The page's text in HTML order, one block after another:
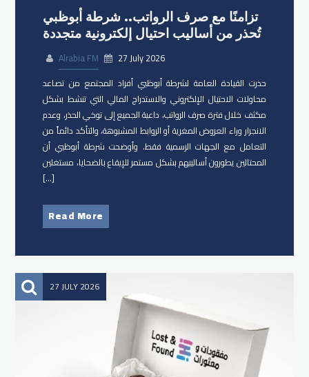
تزامنًا مع صرف الرواتب.. شرطة أبوظبي
تُحذر من أساليب احتيال إلكترونية متجددة
Alrabia FM
27 July 2026
حذرت القيادة العامة لشرطة أبوظبي أفراد المجتمع من تصاعد
محاولات الاحتيال الإلكتروني والاستدراج المالي التي تنشط بشكل
مكثف خلال فترة صرف الرواتب، داعية الجميع إلى توخي الحذر، وعدم
الانجرار وراء العروض المغرية أو الروابط المشبوهة، والتأكد دائماً من
التعامل مع الجهات الرسمية فقط. وأوضحت شرطة أبوظبي أن
المحتالين يطورون أساليبهم بشكل مستمر للإيقاع بالضحايا، مستغلين
[…]
Read More
27 JULY 2026